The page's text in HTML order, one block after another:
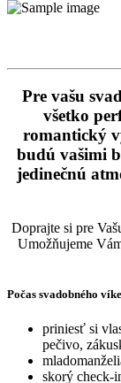
Pre vašu
všetko
romantický
budú vašimi
jedinečnú
Doprajte si pre
Umožňujeme
Počas svadobného
priniesť si
pečivo,
skorý check-